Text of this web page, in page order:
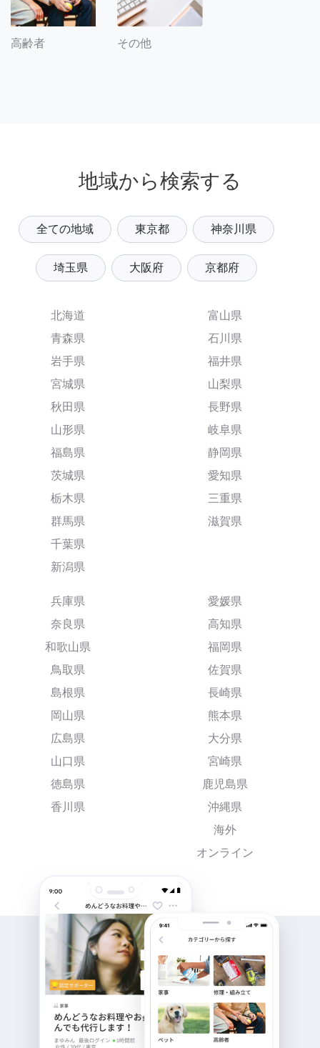
高齢者 その他
地域から検索する
全ての地域 東京都 神奈川県
埼玉県 大阪府 京都府
北海道
青森県
岩手県
宮城県
秋田県
山形県
福島県
茨城県
栃木県
群馬県
千葉県
新潟県
富山県
石川県
福井県
山梨県
長野県
岐阜県
静岡県
愛知県
三重県
滋賀県
兵庫県
奈良県
和歌山県
鳥取県
島根県
岡山県
広島県
山口県
徳島県
香川県
愛媛県
高知県
福岡県
佐賀県
長崎県
熊本県
大分県
宮崎県
鹿児島県
沖縄県
海外
オンライン